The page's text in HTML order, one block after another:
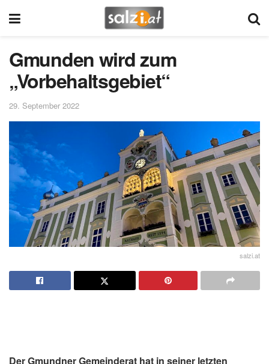
Gmunden wird zum
„Vorbehaltsgebiet“
29. September 2022
salzi.at
Der Gmundner Gemeinderat hat in seiner letzten